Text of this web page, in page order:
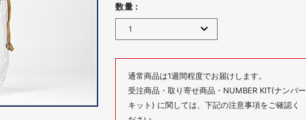
数量 :
通常商品は1週間程度でお届けします。
受注商品・取り寄せ商品・NUMBER KIT(ナンバー
キット) に関しては、下記の注意事項をご確認く